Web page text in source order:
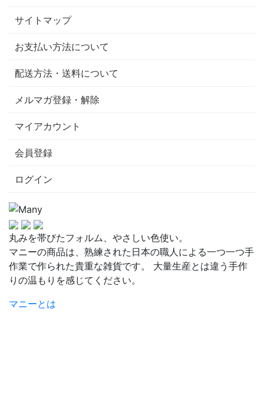
サイトマップ
お支払い方法について
配送方法・送料について
メルマガ登録・解除
マイアカウント
会員登録
ログイン
丸みを帯びたフォルム、やさしい色使い。
マニーの商品は、熟練された日本の職人による一つ一つ手
作業で作られた貴重な雑貨です。 大量生産とは違う手作
りの温もりを感じてください。
マニーとは